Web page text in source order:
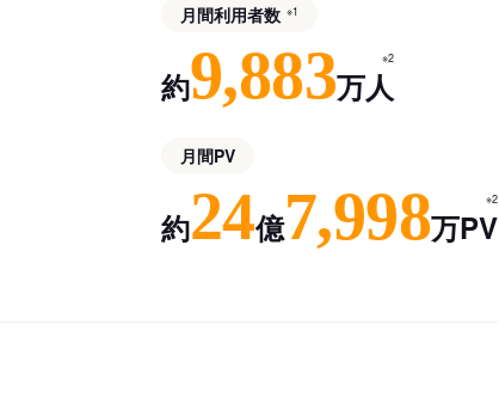
月間利用者数 ※1
約9,883万人
※2
月間PV
約24億7,998万PV
※2